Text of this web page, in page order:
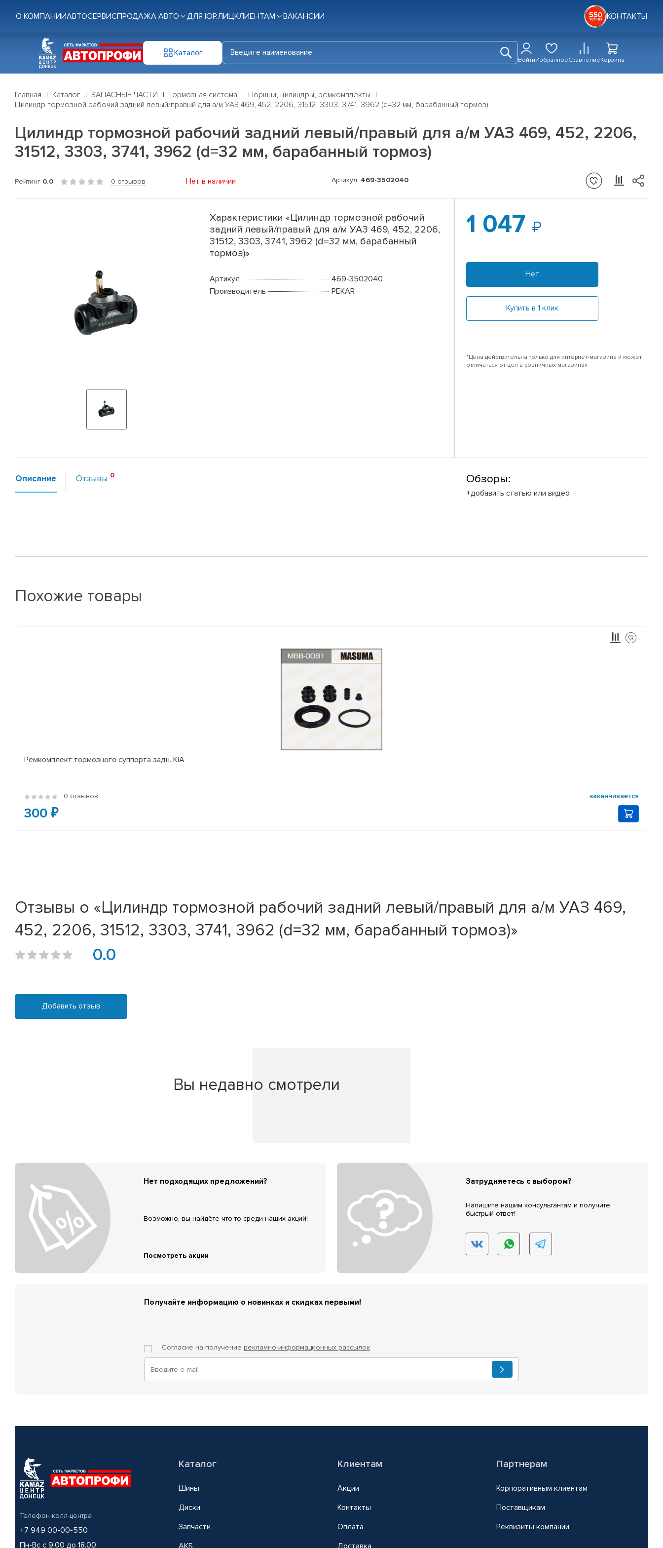
О КОМПАНИИАВТОСЕРВИСПРОДАЖА АВТО ДЛЯ ЮР.ЛИЦКЛИЕНТАМ ВАКАНСИИ КОНТАКТЫ
Каталог
ВойтиИзбранноеСравнениеКорзина
Главная Каталог ЗАПАСНЫЕ ЧАСТИ Тормозная система
Поршни, цилиндры, ремкомплекты
Цилиндр тормозной рабочий задний левый/правый для а/м УАЗ 469, 452, 2206, 31512, 3303, 3741, 3962 (d=32 мм, барабанный тормоз)
Цилиндр тормозной рабочий задний левый/правый для а/м УАЗ 469, 452, 2206,
31512, 3303, 3741, 3962 (d=32 мм, барабанный тормоз)
Рейтинг 0.0 0 отзывов Нет в наличии Артикул: 469-3502040
Характеристики «Цилиндр тормозной рабочий
задний левый/правый для а/м УАЗ 469, 452, 2206,
31512, 3303, 3741, 3962 (d=32 мм, барабанный
тормоз)»
Артикул
469-3502040
Производитель
PEKAR
1 047
Нет
Купить в 1 клик
*Цена действительна только для интернет-магазина и может
отличаться от цен в розничных магазинах
Описание Отзывы Обзоры:
+добавить статью или видео
Похожие товары
Ремкомплект тормозного суппорта задн. KIA
0 отзывов заканчивается
300 ₽
Отзывы о «Цилиндр тормозной рабочий задний левый/правый для а/м УАЗ 469,
452, 2206, 31512, 3303, 3741, 3962 (d=32 мм, барабанный тормоз)»
0.0
Добавить отзыв
Вы недавно смотрели
Нет подходящих предложений?
Возможно, вы найдёте что-то среди наших акций!
Посмотреть акции
Затрудняетесь с выбором?
Напишите нашим консультантам и получите
быстрый ответ!
Получайте информацию о новинках и скидках первыми!
Согласие на получение рекламно-информационных рассылок
Телефон колл-центра
+7 949 00-00-550
Пн-Вс с 9.00 до 18.00
Каталог
Шины
Диски
Запчасти
АКБ
Клиентам
Акции
Контакты
Оплата
Доставка
Партнерам
Корпоративным клиентам
Поставщикам
Реквизиты компании